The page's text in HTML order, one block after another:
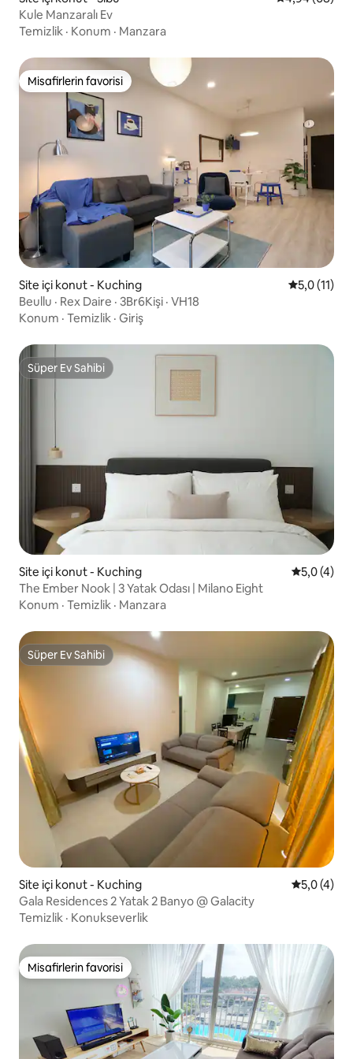
Kule Manzaralı Ev
Temizlik · Konum · Manzara
Misafirlerin favorisi
Misafirlerin favorisi
Site içi konut - Kuching 55,0 (11)
Beullu · Rex Daire · 3Br6Kişi · VH18
Konum · Temizlik · Giriş
Süper Ev Sahibi
Süper Ev Sahibi
Site içi konut - Kuching 55,0 (4)
The Ember Nook | 3 Yatak Odası | Milano Eight
Konum · Temizlik · Manzara
Süper Ev Sahibi
Süper Ev Sahibi
Site içi konut - Kuching 55,0 (4)
Gala Residences 2 Yatak 2 Banyo @ Galacity
Temizlik · Konukseverlik
Misafirlerin favorisi
Misafirlerin favorisi